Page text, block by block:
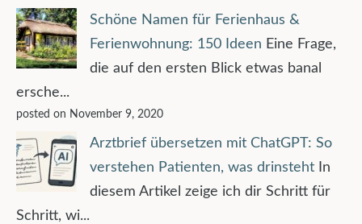
Schöne Namen für Ferienhaus &
Ferienwohnung: 150 Ideen Eine Frage,
die auf den ersten Blick etwas banal
ersche...
posted on November 9, 2020
Arztbrief übersetzen mit ChatGPT: So
verstehen Patienten, was drinsteht
In
diesem Artikel zeige ich dir Schritt für
Schritt, wi...